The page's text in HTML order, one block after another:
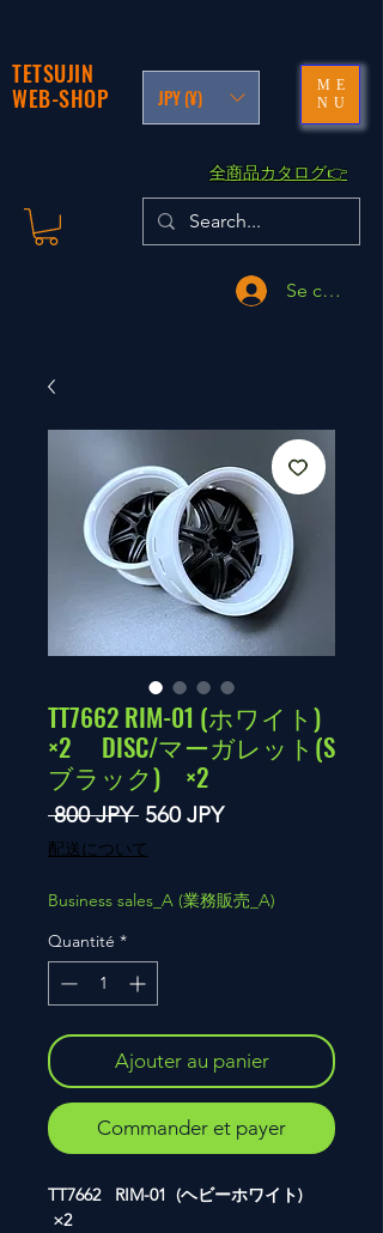
TETSUJIN
WEB-SHOP
JPY (¥)
ME
NU
​全商品カタログ👉
Se
TT7662 RIM-01 (ホワイト)
×2 DISC/マーガレット(S
ブラック) ×2
800 JPY Prix
original
560 JPYPrix
配送について
Business sales_A (業務販売_A)
Quantité *
Ajouter au panier
Commander et payer
TT7662 RIM-01 (ヘビーホワイト)
×2